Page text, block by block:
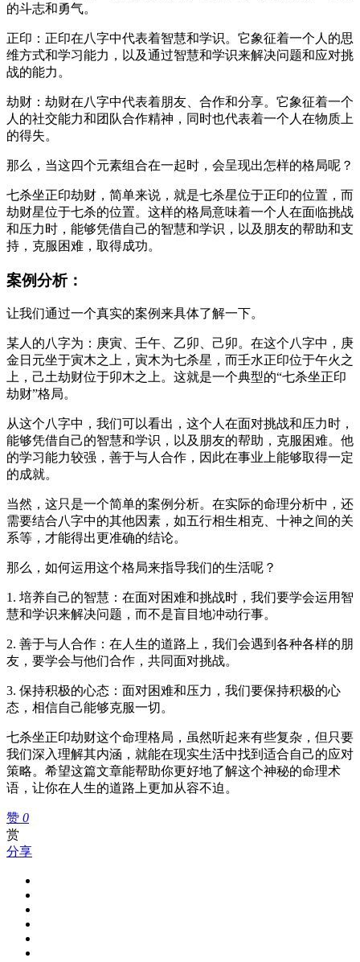
的斗志和勇气。
正印：正印在八字中代表着智慧和学识。它象征着一个人的思
维方式和学习能力，以及通过智慧和学识来解决问题和应对挑
战的能力。
劫财：劫财在八字中代表着朋友、合作和分享。它象征着一个
人的社交能力和团队合作精神，同时也代表着一个人在物质上
的得失。
那么，当这四个元素组合在一起时，会呈现出怎样的格局呢？
七杀坐正印劫财，简单来说，就是七杀星位于正印的位置，而
劫财星位于七杀的位置。这样的格局意味着一个人在面临挑战
和压力时，能够凭借自己的智慧和学识，以及朋友的帮助和支
持，克服困难，取得成功。
案例分析：
让我们通过一个真实的案例来具体了解一下。
某人的八字为：庚寅、壬午、乙卯、己卯。在这个八字中，庚
金日元坐于寅木之上，寅木为七杀星，而壬水正印位于午火之
上，己土劫财位于卯木之上。这就是一个典型的“七杀坐正印
劫财”格局。
从这个八字中，我们可以看出，这个人在面对挑战和压力时，
能够凭借自己的智慧和学识，以及朋友的帮助，克服困难。他
的学习能力较强，善于与人合作，因此在事业上能够取得一定
的成就。
当然，这只是一个简单的案例分析。在实际的命理分析中，还
需要结合八字中的其他因素，如五行相生相克、十神之间的关
系等，才能得出更准确的结论。
那么，如何运用这个格局来指导我们的生活呢？
1. 培养自己的智慧：在面对困难和挑战时，我们要学会运用智
慧和学识来解决问题，而不是盲目地冲动行事。
2. 善于与人合作：在人生的道路上，我们会遇到各种各样的朋
友，要学会与他们合作，共同面对挑战。
3. 保持积极的心态：面对困难和压力，我们要保持积极的心
态，相信自己能够克服一切。
七杀坐正印劫财这个命理格局，虽然听起来有些复杂，但只要
我们深入理解其内涵，就能在现实生活中找到适合自己的应对
策略。希望这篇文章能帮助你更好地了解这个神秘的命理术
语，让你在人生的道路上更加从容不迫。
赞 0
赏
分享